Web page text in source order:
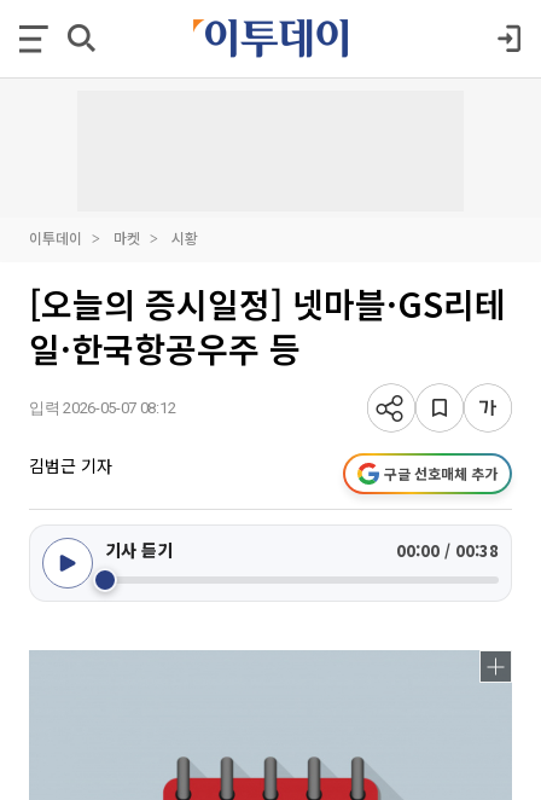
이투데이 마켓 시황
[오늘의 증시일정] 넷마블·GS리테
일·한국항공우주 등
입력 2026-05-07 08:12
김범근 기자 구글 선호매체 추가
기사 듣기 00:00 / 00:38